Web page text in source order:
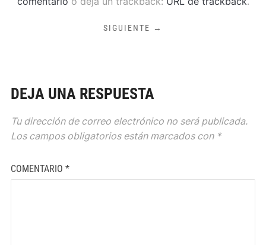
SIGUIENTE →
DEJA UNA RESPUESTA
Tu dirección de correo electrónico no será publicada.
Los campos obligatorios están marcados con *
COMENTARIO *